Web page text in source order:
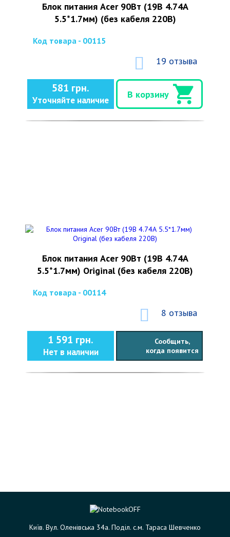
Блок питания Acer 90Вт (19В 4.74А
5.5*1.7мм) (без кабеля 220В)
Код товара - 00115
19 отзыва
581 грн.
Уточняйте наличие
В корзину
Блок питания Acer 90Вт (19В 4.74А
5.5*1.7мм) Original (без кабеля 220В)
Код товара - 00114
8 отзыва
1 591 грн.
Нет в наличии
Сообщить,
когда появится
Київ. Вул. Оленівська 34а. Поділ. с.м. Тараса Шевченко